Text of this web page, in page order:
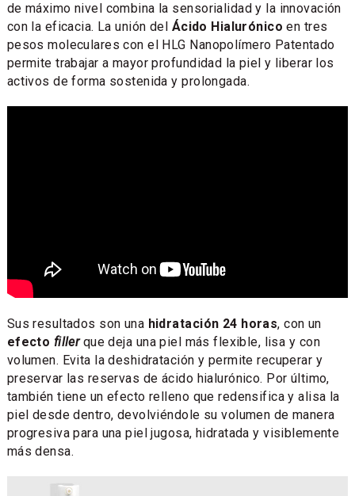
de máximo nivel combina la sensorialidad y la innovación
con la eficacia. La unión del Ácido Hialurónico en tres
pesos moleculares con el HLG Nanopolímero Patentado
permite trabajar a mayor profundidad la piel y liberar los
activos de forma sostenida y prolongada.
Sus resultados son una hidratación 24 horas, con un
efecto fillerque deja una piel más flexible, lisa y con
volumen. Evita la deshidratación y permite recuperar y
preservar las reservas de ácido hialurónico. Por último,
también tiene un efecto relleno que redensifica y alisa la
piel desde dentro, devolviéndole su volumen de manera
progresiva para una piel jugosa, hidratada y visiblemente
más densa.